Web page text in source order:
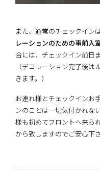
また、通常のチェックイン
レーションのための事前入
合には、チェックイン前日
（デコレーション完了後
きます。）
お連れ様とチェックインお
ンのことは一切気付かれな
様も初めてフロントへ来ら
から致しますのでご安心下